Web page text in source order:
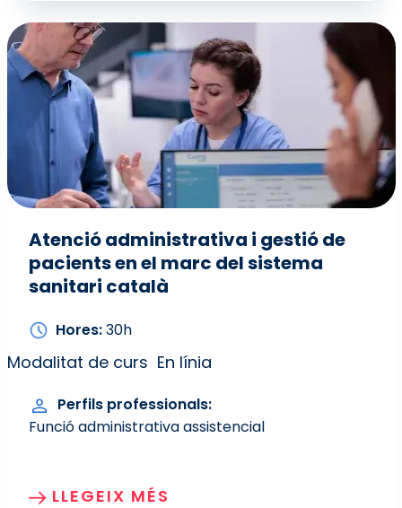
Atenció administrativa i gestió de
pacients en el marc del sistema
sanitari català
Hores 30h
Modalitat de curs En línia
Perfils professionals
Funció administrativa assistencial
LLEGEIX MÉS